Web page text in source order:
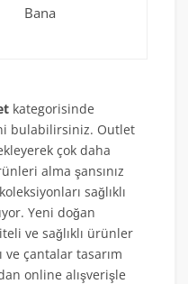
Bana
kategorisinde
bulabilirsiniz. Outlet
çok daha
alma şansınız
sağlıklı
Yeni doğan
ve sağlıklı ürünler
çantalar tasarım
online alışverişle